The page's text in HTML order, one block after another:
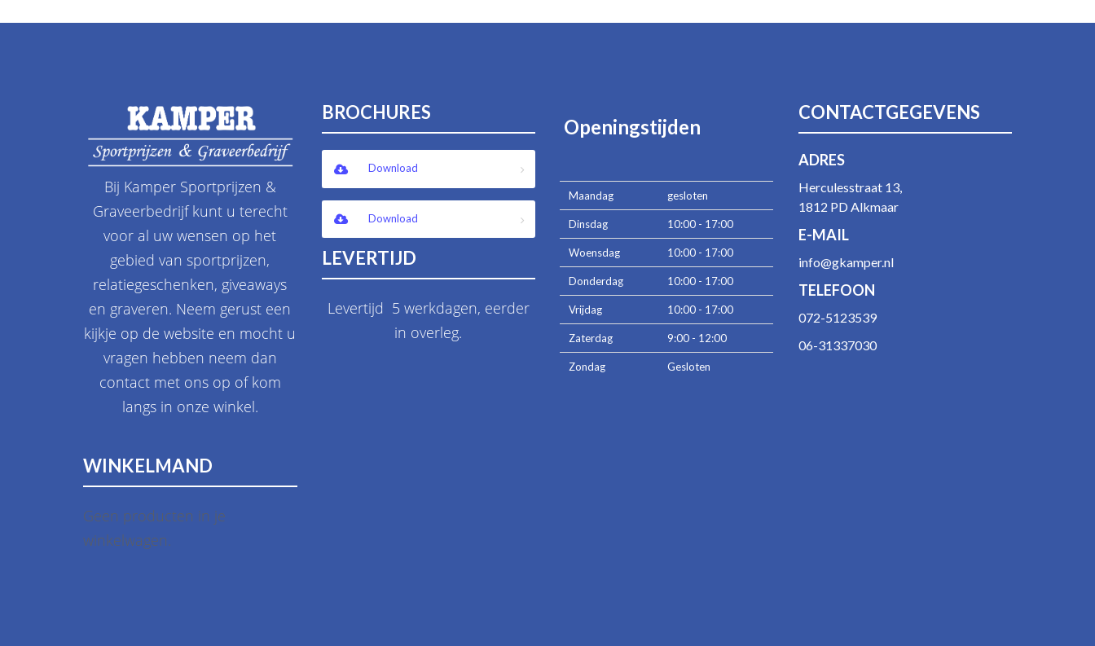
Bij Kamper Sportprijzen &
Graveerbedrijf kunt u terecht
voor al uw wensen op het
gebied van sportprijzen,
relatiegeschenken, giveaways
en graveren. Neem gerust een
kijkje op de website en mocht u
vragen hebben neem dan
contact met ons op of kom
langs in onze winkel.
WINKELMAND
Geen producten in je
winkelwagen.
BROCHURES
Download
Download
LEVERTIJD
Levertijd 5 werkdagen, eerder
in overleg.
Openingstijden
Maandag gesloten
Dinsdag 10:00 - 17:00
Woensdag 10:00 - 17:00
Donderdag 10:00 - 17:00
Vrijdag 10:00 - 17:00
Zaterdag 9:00 - 12:00
Zondag Gesloten
CONTACTGEGEVENS
ADRES
Herculesstraat 13,
1812 PD Alkmaar
E-MAIL
info@gkamper.nl
TELEFOON
072-5123539
06-31337030